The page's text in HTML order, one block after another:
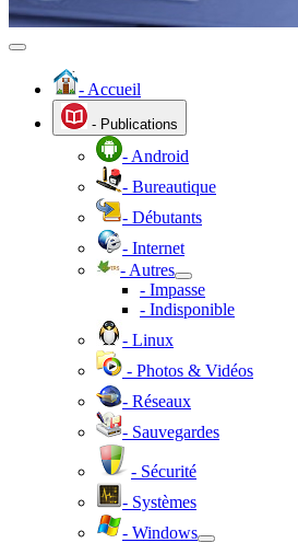
- Accueil
- Publications
- Android
- Bureautique
- Débutants
- Internet
- Autres
- Impasse
- Indisponible
- Linux
- Photos & Vidéos
- Réseaux
- Sauvegardes
- Sécurité
- Systèmes
- Windows